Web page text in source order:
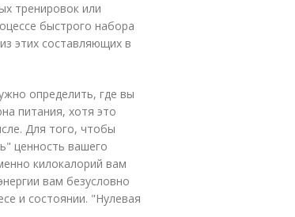
тренировок или
быстрого набора
этих составляющих в
определить, где вы
питания, хотя это
Для того, чтобы
ценность вашего
килокалорий вам
вам безусловно
и состоянии. "Нулевая